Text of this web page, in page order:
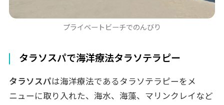
プライベートビーチでのんびり
タラソスパで海洋療法タラソテラピー
タラソスパは海洋療法であるタラソテラピーをメ
ニューに取り入れた、海水、海藻、マリンクレイなど